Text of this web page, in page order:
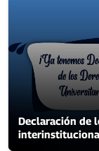
Declaración de